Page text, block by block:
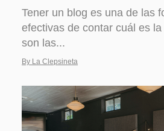
Tener un blog es una de las
efectivas de contar cuál es
son las...
By La Clepsineta